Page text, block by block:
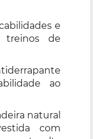
e
de
ao
natural
com